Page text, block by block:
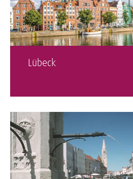
Lübeck